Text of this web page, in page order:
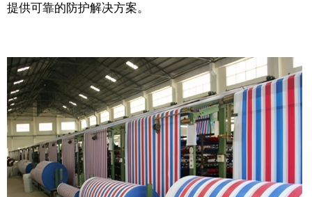
提供可靠的防护解决方案。